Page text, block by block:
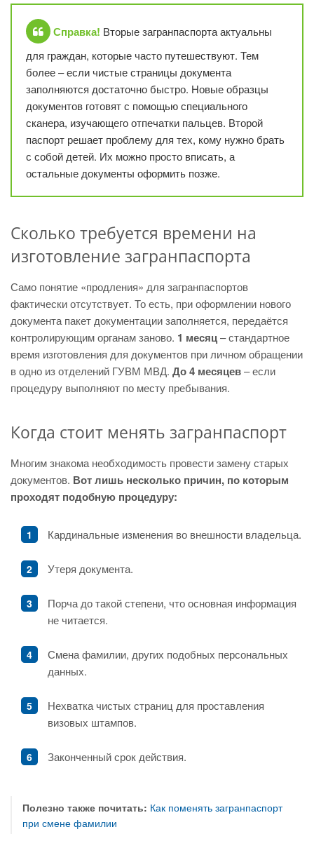
Справка! Вторые загранпаспорта актуальны
для граждан, которые часто путешествуют. Тем
более – если чистые страницы документа
заполняются достаточно быстро. Новые образцы
документов готовят с помощью специального
сканера, изучающего отпечатки пальцев. Второй
паспорт решает проблему для тех, кому нужно брать
с собой детей. Их можно просто вписать, а
остальные документы оформить позже.
Сколько требуется времени на
изготовление загранпаспорта
Само понятие «продления» для загранпаспортов
фактически отсутствует. То есть, при оформлении нового
документа пакет документации заполняется, передаётся
контролирующим органам заново. 1 месяц– стандартное
время изготовления для документов при личном обращении
в одно из отделений ГУВМ МВД. До 4 месяцев– если
процедуру выполняют по месту пребывания.
Когда стоит менять загранпаспорт
Многим знакома необходимость провести замену старых
документов. Вот лишь несколько причин, по которым
проходят подобную процедуру:
Кардинальные изменения во внешности владельца.
Утеря документа.
Порча до такой степени, что основная информация
не читается.
Смена фамилии, других подобных персональных
данных.
Нехватка чистых страниц для проставления
визовых штампов.
Законченный срок действия.
Полезно также почитать: Как поменять загранпаспорт
при смене фамилии